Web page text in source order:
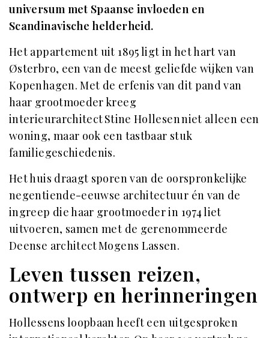
universum met Spaanse invloeden en
Scandinavische helderheid.
Het appartement uit 1895 ligt in het hart van
Østerbro, een van de meest geliefde wijken van
Kopenhagen. Met de erfenis van dit pand van
haar grootmoeder kreeg
interieurarchitect Stine Hollesen niet alleen een
woning, maar ook een tastbaar stuk
familiegeschiedenis.
Het huis draagt sporen van de oorspronkelijke
negentiende-eeuwse architectuur én van de
ingreep die haar grootmoeder in 1974 liet
uitvoeren, samen met de gerenommeerde
Deense architect Mogens Lassen.
Leven tussen reizen,
ontwerp en herinneringen
Hollessens loopbaan heeft een uitgesproken